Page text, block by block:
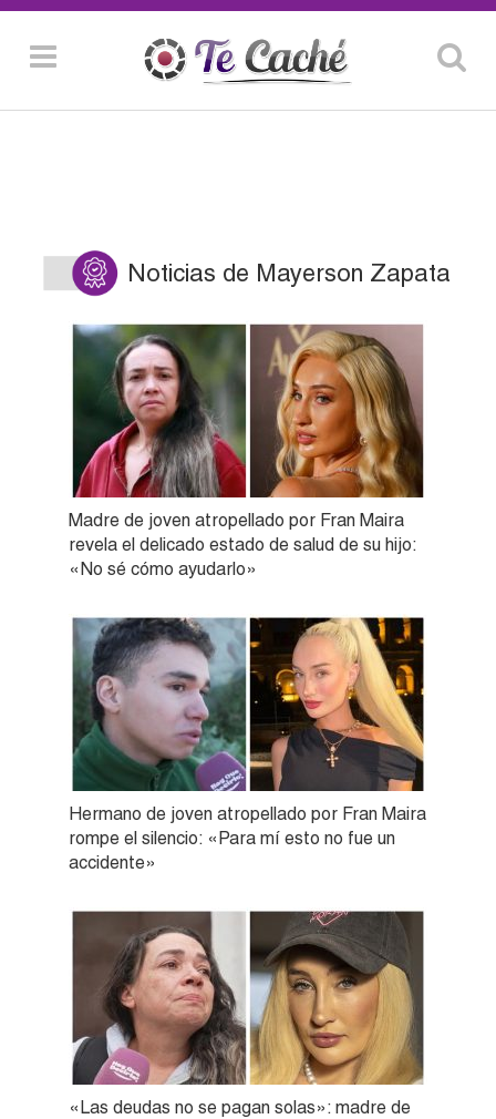
Noticias de Mayerson Zapata
Madre de joven atropellado por Fran Maira
revela el delicado estado de salud de su hijo:
«No sé cómo ayudarlo»
Hermano de joven atropellado por Fran Maira
rompe el silencio: «Para mí esto no fue un
accidente»
«Las deudas no se pagan solas»: madre de